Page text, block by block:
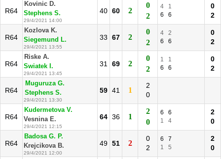
R64
Kovinic D.
Stephens S.
29/4/2021 14:00
40 60 2
0
2
4
1
6
6
0
2
R64
Kozlova K.
Siegemund L.
29/4/2021 13:55
33 67 2
0
2
4
2
6
6
0
2
R64
Riske A.
Swiatek I.
29/4/2021 13:45
31 69 2
0
2
1
1
6
6
0
2
R64
Muguruza G.
Stephens S.
29/4/2021 13:30
59 41 1
2
0
R64
Kudermetova V.
Vesnina E.
29/4/2021 12:15
64 36 1
2
0
6
6
1
4
2
0
R64
Badosa G. P.
Krejcikova B.
29/4/2021 12:00
49 51 2
0
2
6
7
1
5
2
0